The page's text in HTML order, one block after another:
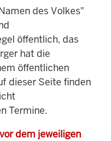
des Volkes"
öffentlich, das
hat die
öffentlichen
dieser Seite finden
Termine.
dem jeweiligen